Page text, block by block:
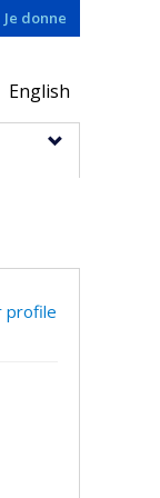
Je donne
English
profile